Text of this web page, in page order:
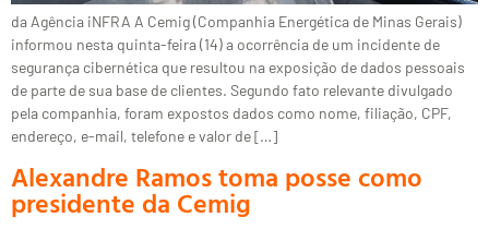
da Agência iNFRA A Cemig (Companhia Energética de Minas Gerais)
informou nesta quinta-feira (14) a ocorrência de um incidente de
segurança cibernética que resultou na exposição de dados pessoais
de parte de sua base de clientes. Segundo fato relevante divulgado
pela companhia, foram expostos dados como nome, filiação, CPF,
endereço, e-mail, telefone e valor de […]
Alexandre Ramos toma posse como
presidente da Cemig